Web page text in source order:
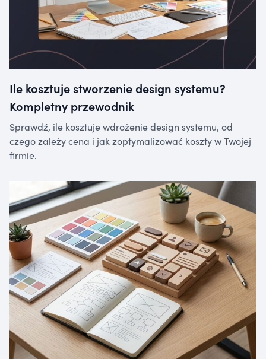
Ile kosztuje stworzenie design systemu?
Kompletny przewodnik
Sprawdź, ile kosztuje wdrożenie design systemu, od
czego zależy cena i jak zoptymalizować koszty w Twojej
firmie.